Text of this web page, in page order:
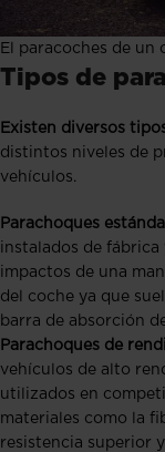
El paracoches de un
Tipos de
Existen diversos
distintos niveles de
vehículos.
Parachoques
instalados de fábrica
impactos de una
del coche ya que
barra de absorción
Parachoques de
vehículos de alto
utilizados en
materiales como la
resistencia superior